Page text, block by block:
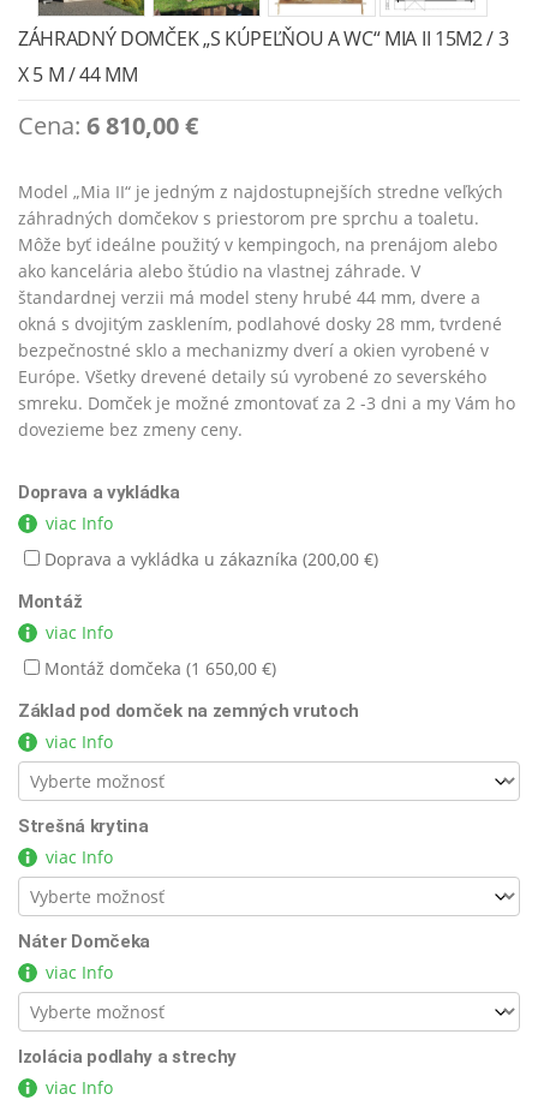
ZÁHRADNÝ DOMČEK „S KÚPEĽŇOU A WC“ MIA II 15M2 / 3
X 5 M / 44 MM
Cena: 6 810,00€
Model „Mia II“ je jedným z najdostupnejších stredne veľkých
záhradných domčekov s priestorom pre sprchu a toaletu.
Môže byť ideálne použitý v kempingoch, na prenájom alebo
ako kancelária alebo štúdio na vlastnej záhrade. V
štandardnej verzii má model steny hrubé 44 mm, dvere a
okná s dvojitým zasklením, podlahové dosky 28 mm, tvrdené
bezpečnostné sklo a mechanizmy dverí a okien vyrobené v
Európe. Všetky drevené detaily sú vyrobené zo severského
smreku. Domček je možné zmontovať za 2 -3 dni a my Vám ho
dovezieme bez zmeny ceny.
Doprava a vykládka
viac Info
Doprava a vykládka u zákazníka (200,00 €)
Montáž
viac Info
Montáž domčeka (1 650,00 €)
Základ pod domček na zemných vrutoch
viac Info
Strešná krytina
viac Info
Náter Domčeka
viac Info
Izolácia podlahy a strechy
viac Info